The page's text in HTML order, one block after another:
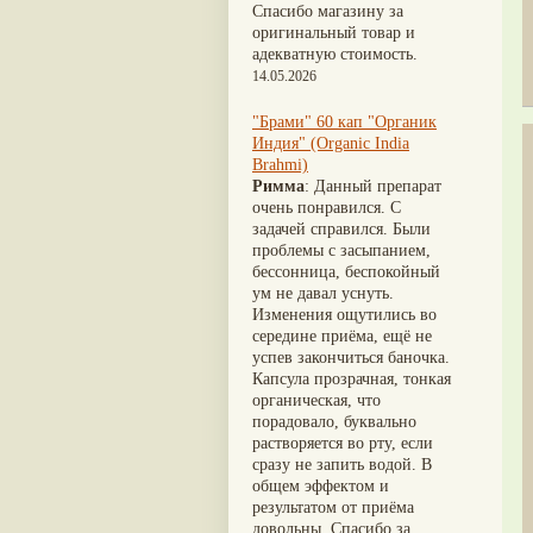
(3)
Аштаваргам
Брихатьяди(3)
Видарьяди(3)
Гуггул
Дханвантарам 101(3)
Дханвантарам тайлам(3)
Кайлаш дживан(3)
Кальянака гритам(3)
Кримикутхар рас(3)
Кунжутное масло (3)
Кутаджа(3)
Кширабала(3)
Лив 52(3)
more...
Шиладжит
(19)
Кориандр
Зира(17)
Крапива индийская(17)
Патола
Холарена - Кутаджа(17)
Шионака(17)
Аджван/Ажгон(16)
Акация катеху(16)
Кальций(16)
Укроп пахучий(16)
Дашамула(15)
Лодхра(14)
Моринга(14)
Перец кубеба(14)
Сахарный тростник
Бхунимба/Андрографис
метельчатый(13)
Гвоздика(13)
Кассия трубчатая(13)
Мезуя железная(13)
Спасибо магазину за
оригинальный товар и
адекватную стоимость.
14.05.2026
"Брами" 60 кап "Органик
Индия" (Organic India
Brahmi)
Римма: Данный препарат
очень понравился. С
задачей справился. Были
проблемы с засыпанием,
бессонница, беспокойный
ум не давал уснуть.
Изменения ощутились во
середине приёма, ещё не
успев закончиться баночка.
Капсула прозрачная, тонкая
органическая, что
порадовало, буквально
растворяется во рту, если
сразу не запить водой. В
общем эффектом и
результатом от приёма
довольны. Спасибо за